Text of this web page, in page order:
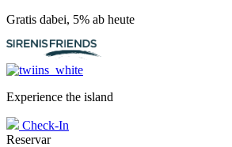
Gratis dabei, 5% ab heute
Experience the island
Check-In
Reservar